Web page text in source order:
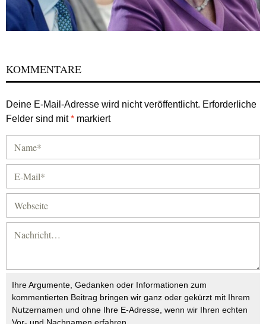
KOMMENTARE
Deine E-Mail-Adresse wird nicht veröffentlicht. Erforderliche
Felder sind mit* markiert
Ihre Argumente, Gedanken oder Informationen zum
kommentierten Beitrag bringen wir ganz oder gekürzt mit Ihrem
Nutzernamen und ohne Ihre E-Adresse, wenn wir Ihren echten
Vor- und Nachnamen erfahren.